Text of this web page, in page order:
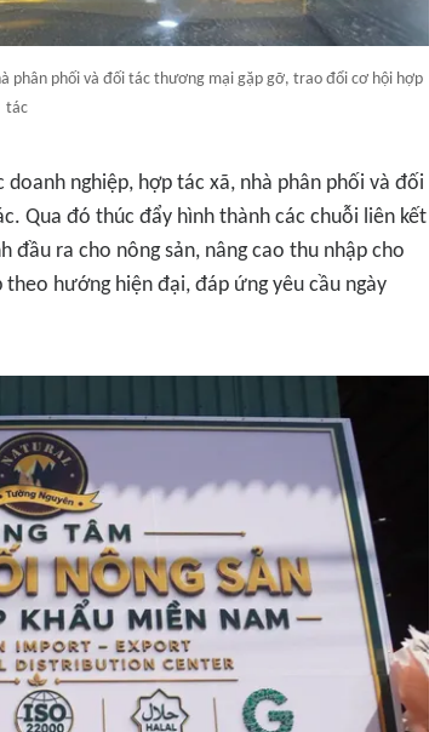
phân phối và đối tác thương mại gặp gỡ, trao đổi cơ hội hợp
tác
nghiệp, hợp tác xã, nhà phân phối và đối
Qua đó thúc đẩy hình thành các chuỗi liên kết
đầu ra cho nông sản, nâng cao thu nhập cho
hướng hiện đại, đáp ứng yêu cầu ngày